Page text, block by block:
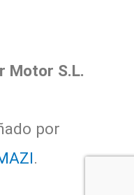
Motor S.L.
por
.